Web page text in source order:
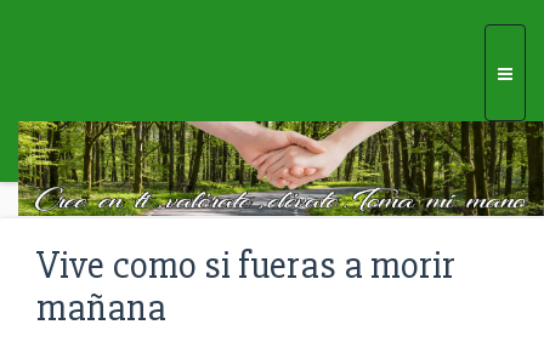
Vive como si fueras a morir
mañana